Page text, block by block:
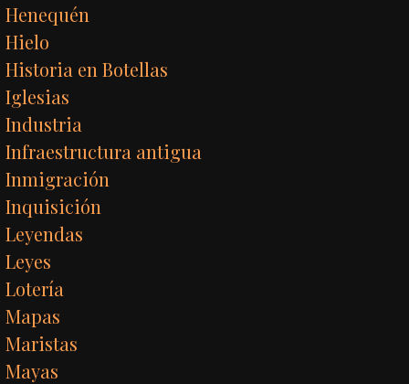
Henequén
Hielo
Historia en Botellas
Iglesias
Industria
Infraestructura antigua
Inmigración
Inquisición
Leyendas
Leyes
Lotería
Mapas
Maristas
Mayas